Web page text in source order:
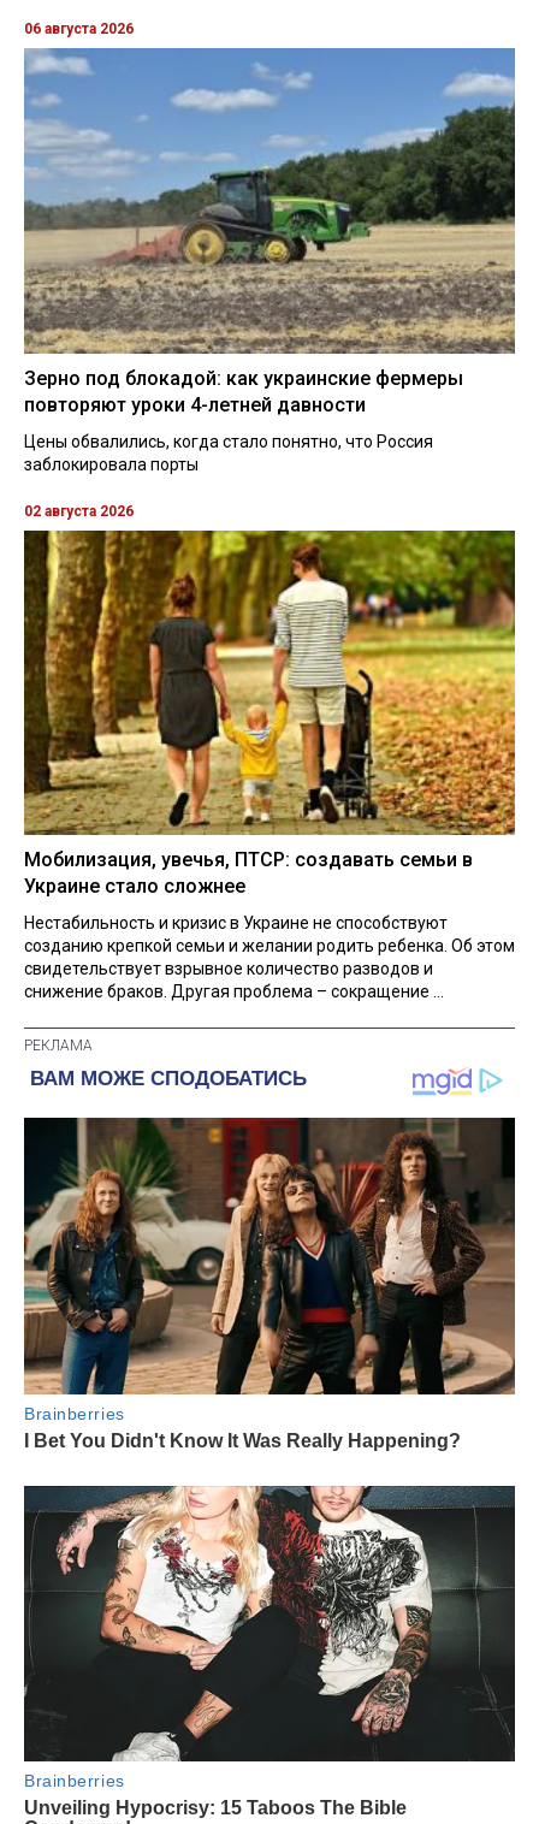
06 августа 2026
Зерно под блокадой: как украинские фермеры
повторяют уроки 4-летней давности
Цены обвалились, когда стало понятно, что Россия
заблокировала порты
02 августа 2026
Мобилизация, увечья, ПТСР: создавать семьи в
Украине стало сложнее
Нестабильность и кризис в Украине не способствуют
созданию крепкой семьи и желании родить ребенка. Об этом
свидетельствует взрывное количество разводов и
снижение браков. Другая проблема – сокращение ...